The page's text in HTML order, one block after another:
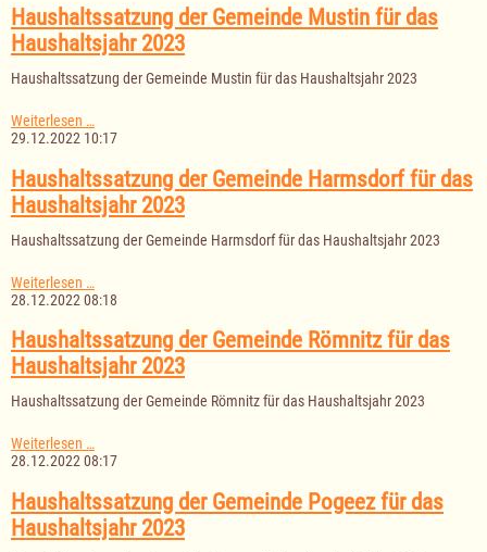
Lauenburgische
Seen
für
Haushaltsjahr
Haushaltssatzung der Gemeinde Mustin für das
Haushaltsjahr 2023
Haushaltssatzung der Gemeinde Mustin für das Haushaltsjahr 2023
Weiterlesen …Haushaltssatzung
der
Mustin
für
das
2023
29.12.2022 10:17
Haushaltssatzung der Gemeinde Harmsdorf für das
Haushaltsjahr 2023
Haushaltssatzung der Gemeinde Harmsdorf für das Haushaltsjahr 2023
Weiterlesen …
der
Harmsdorf
für
das
2023
28.12.2022 08:18
Haushaltssatzung der Gemeinde Römnitz für das
Haushaltsjahr 2023
Haushaltssatzung der Gemeinde Römnitz für das Haushaltsjahr 2023
Weiterlesen …
der
Römnitz
für
das
28.12.2022 08:17
Haushaltssatzung der Gemeinde Pogeez für das
Haushaltsjahr 2023